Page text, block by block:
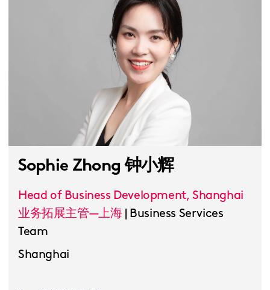
Sophie Zhong 钟小辉
Head of Business Development, Shanghai
业务拓展主管—上海
Business Services
Team
Shanghai